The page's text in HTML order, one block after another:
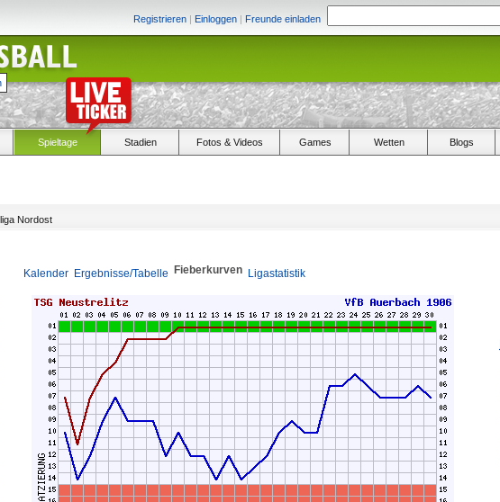
Registrieren | Einloggen | Freunde einladen
Spieltage Stadien Fotos & Videos Games Wetten Blogs
Nordost
Kalender Ergebnisse/Tabelle Fieberkurven Ligastatistik